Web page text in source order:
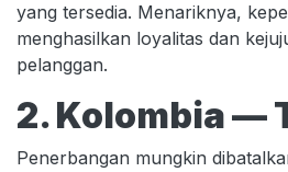
yang tersedia. Menariknya,
menghasilkan loyalitas dan
pelanggan.
2. Kolombia —
Penerbangan mungkin